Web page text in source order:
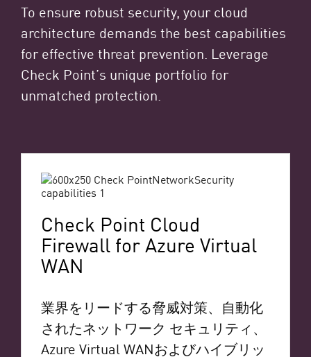
To ensure robust security, your cloud
architecture demands the best capabilities
for effective threat prevention. Leverage
Check Point’s unique portfolio for
unmatched protection.
Check Point Cloud
Firewall for Azure Virtual
WAN
業界をリードする脅威対策、自動化
されたネットワーク セキュリティ、
Azure Virtual WANおよびハイブリッ